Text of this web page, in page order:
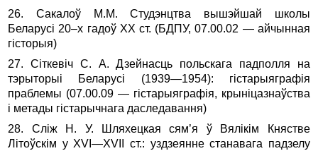
26. Сакалоў М.М. Студэнцтва вышэйшай школы
Беларусі 20–х гадоў XX ст. (БДПУ, 07.00.02 — айчынная
гісторыя)
27. Сіткевіч С. А. Дзейнасць польскага падполля на
тэрыторыі Бе­ларусі (1939—1954): гістарыяграфія
праблемы (07.00.09 — гістарыяграфія, крыніцазнаўства
і метады гістарычнага даследавання)
28. Сліж Н. У. Шляхецкая сям’я ў Вялікім Княстве
Літоўскім у ХVI—ХVII ст.: уздзеянне станавага падзелу